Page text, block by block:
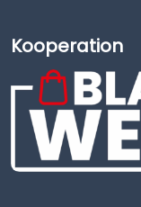
Kooperation